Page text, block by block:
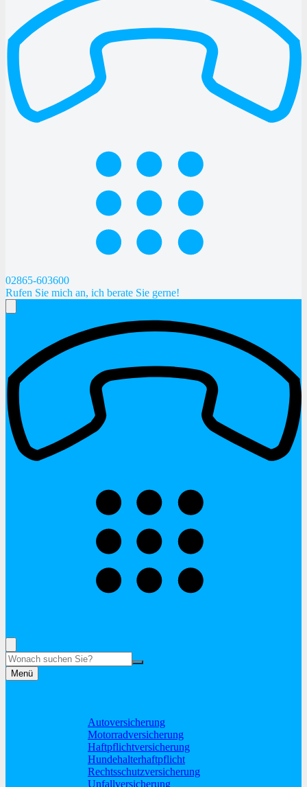
02865-603600
Rufen Sie mich an, ich berate Sie gerne!
Suche
Menü
Autoversicherung
Motorradversicherung
Haftpflichtversicherung
Hundehalterhaftpflicht
Rechtsschutzversicherung
Unfallversicherung